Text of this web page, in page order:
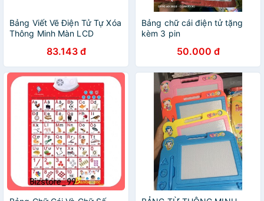
Bảng Viết Vẽ Điện Tử Tự Xóa
Thông Minh Màn LCD
83.143 đ
Bảng chữ cái điện tử tặng
kèm 3 pin
50.000 đ